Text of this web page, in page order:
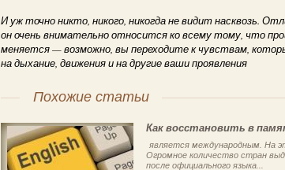
И уж точно никто, никого, никогда не видит насквозь.
он очень внимательно относится ко всему тому, что
меняется — возможно, вы переходите к чувствам,
на дыхание, движения и на другие ваши проявления
Похожие статьи
Как восстановить в
является международным. На
Огромное количество стран
после официального языка...